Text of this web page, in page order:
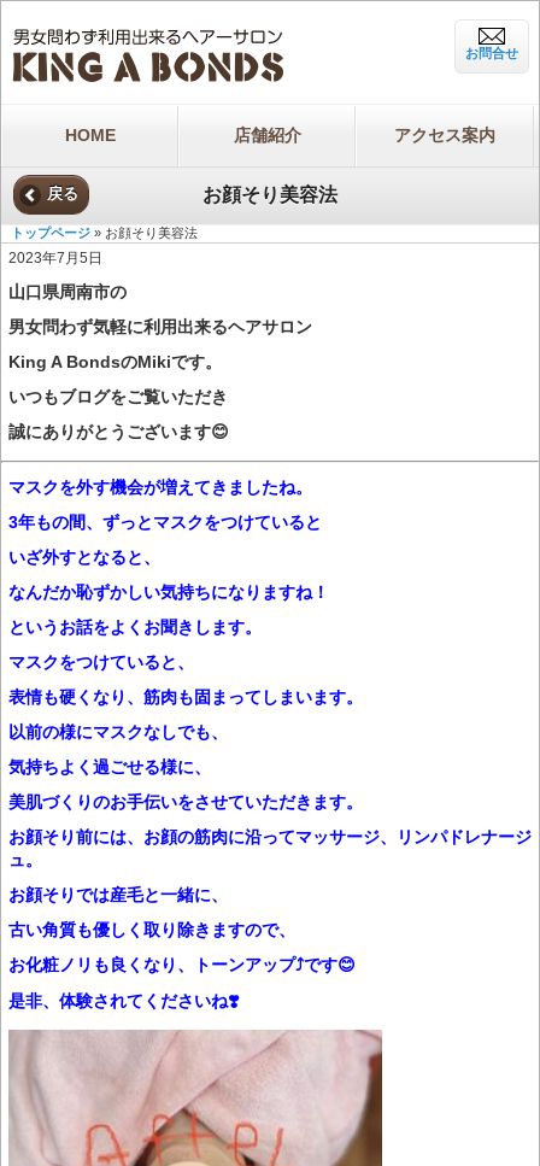
お問合せ
HOME 店舗紹介 アクセス案内
戻る お顔そり美容法
トップページ » お顔そり美容法
2023年7月5日
山口県周南市の
男女問わず気軽に利用出来るヘアサロン
King A BondsのMikiです。
いつもブログをご覧いただき
誠にありがとうございます😊
マスクを外す機会が増えてきましたね。
3年もの間、ずっとマスクをつけていると
いざ外すとなると、
なんだか恥ずかしい気持ちになりますね！
というお話をよくお聞きします。
マスクをつけていると、
表情も硬くなり、筋肉も固まってしまいます。
以前の様にマスクなしでも、
気持ちよく過ごせる様に、
美肌づくりのお手伝いをさせていただきます。
お顔そり前には、お顔の筋肉に沿ってマッサージ、リンパドレナージ
ュ。
お顔そりでは産毛と一緒に、
古い角質も優しく取り除きますので、
お化粧ノリも良くなり、トーンアップ⤴️です😊
是非、体験されてくださいね❣️